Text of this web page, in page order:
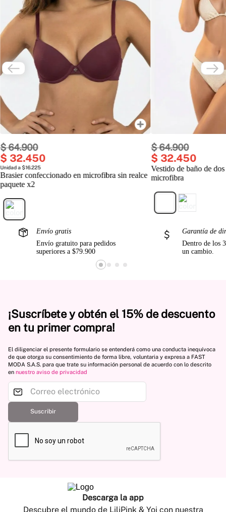
$64.900
$ 32.450
Unidad a $16.225
Brasier confeccionado en microfibra sin realce
paquete x2
$64.900
$ 32.450
Vestido de baño de
microfibra
Envío gratis
Envío gratuito para pedidos
superiores a $79.900
Garantía de
Dentro de los
un cambio.
¡Suscríbete y obtén el 15% de descuento
en tu primer compra!
El diligenciar el presente formulario se entenderá como una conducta inequívoca
de que otorga su consentimiento de forma libre, voluntaria y expresa a FAST
MODA S.A.S. para que trate su información personal de acuerdo con lo descrito
en nuestro aviso de privacidad
Suscribir
Descarga la app
Descubre el mundo de LiliPink & Yoi con nuestra